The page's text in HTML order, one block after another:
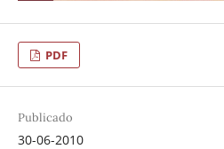
PDF
Publicado
30-06-2010